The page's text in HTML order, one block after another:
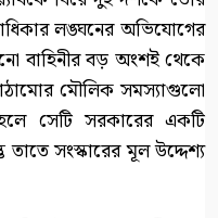
লঙ্ঘনের অভিযোগের
বাহিনীর বড় অংশই থেকে
মৌলিক সমস্যাগুলো
সেটি সরকারের একটি
সংস্কারের মূল উদ্দেশ্য